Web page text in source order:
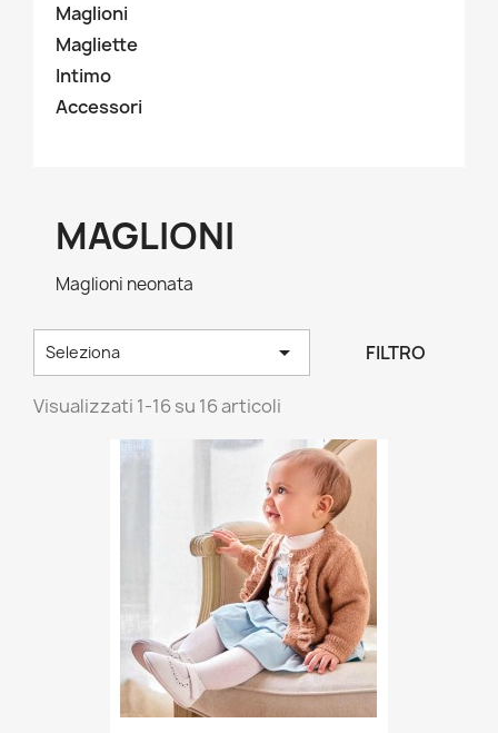
Maglioni
Magliette
Intimo
Accessori
MAGLIONI
Maglioni neonata
Seleziona  FILTRO
Visualizzati 1-16 su 16 articoli